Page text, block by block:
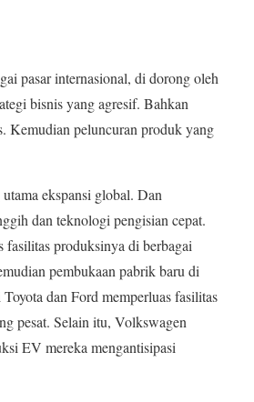
pasar internasional, di dorong oleh
bisnis yang agresif. Bahkan
Kemudian peluncuran produk yang
ekspansi global. Dan
dan teknologi pengisian cepat.
fasilitas produksinya di berbagai
pembukaan pabrik baru di
dan Ford memperluas fasilitas
pesat. Selain itu, Volkswagen
EV mereka mengantisipasi